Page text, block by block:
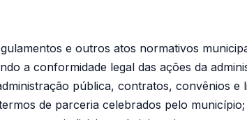
e outros atos normativos
a conformidade legal das ações da
pública, contratos, convênios e
de parceria celebrados pelo município;